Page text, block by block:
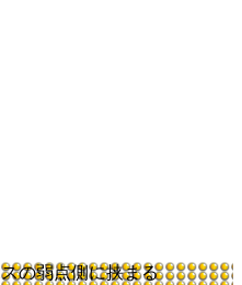
の弱点側に挟まる